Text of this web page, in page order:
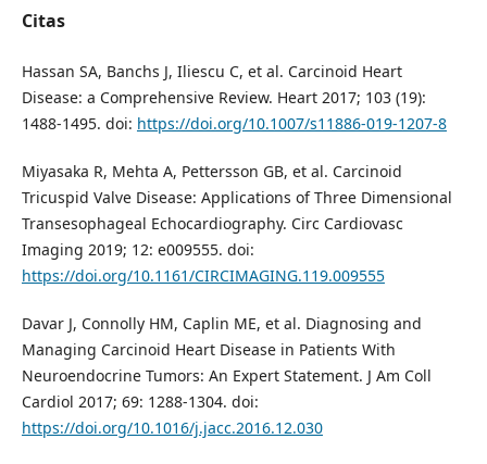
Citas
Hassan SA, Banchs J, Iliescu C, et al. Carcinoid Heart
Disease: a Comprehensive Review. Heart 2017; 103 (19):
1488-1495. doi: https://doi.org/10.1007/s11886-019-1207-8
Miyasaka R, Mehta A, Pettersson GB, et al. Carcinoid
Tricuspid Valve Disease: Applications of Three Dimensional
Transesophageal Echocardiography. Circ Cardiovasc
Imaging 2019; 12: e009555. doi:
https://doi.org/10.1161/CIRCIMAGING.119.009555
Davar J, Connolly HM, Caplin ME, et al. Diagnosing and
Managing Carcinoid Heart Disease in Patients With
Neuroendocrine Tumors: An Expert Statement. J Am Coll
Cardiol 2017; 69: 1288-1304. doi:
https://doi.org/10.1016/j.jacc.2016.12.030